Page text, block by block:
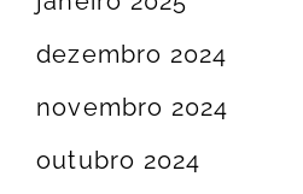
dezembro 2024
novembro 2024
outubro 2024